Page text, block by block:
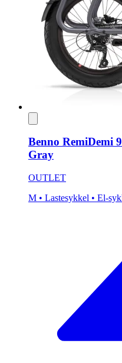
Benno RemiDemi
Gray
OUTLET
M • Lastesykkel • El-